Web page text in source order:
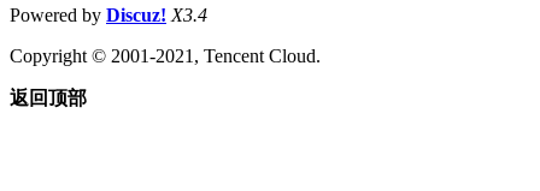
Powered by Discuz! X3.4
Copyright © 2001-2021, Tencent Cloud.
返回顶部